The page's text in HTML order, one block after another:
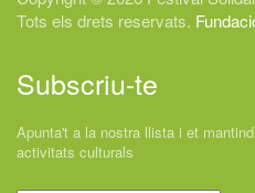
Tots els drets reservats.
Subscriu-te
Apunta't a la nostra llista i et
activitats culturals